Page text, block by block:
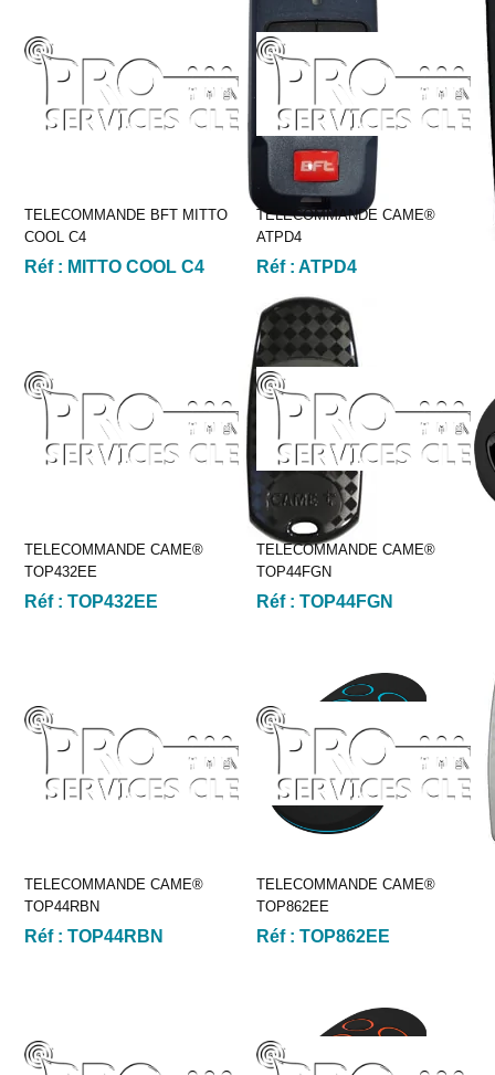
TELECOMMANDE BFT MITTO
COOL C4
Réf : MITTO COOL C4
TELECOMMANDE CAME®
ATPD4
Réf : ATPD4
TELECOMMANDE CAME®
TOP432EE
Réf :TOP432EE
TELECOMMANDE CAME®
TOP44FGN
Réf : TOP44FGN
TELECOMMANDE CAME®
TOP44RBN
Réf :TOP44RBN
TELECOMMANDE CAME®
TOP862EE
Réf : TOP862EE